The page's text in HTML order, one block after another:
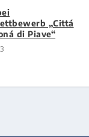
„Cittá
di Piave“